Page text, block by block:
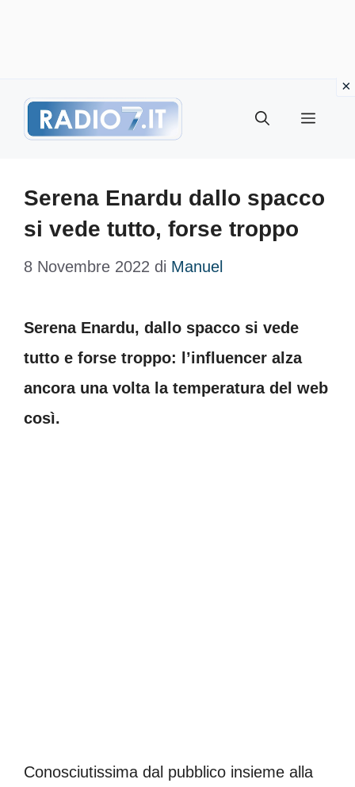
Menu
Serena Enardu dallo spacco
si vede tutto, forse troppo
8 Novembre 2022 di Manuel
Serena Enardu, dallo spacco si vede
tutto e forse troppo: l’influencer alza
ancora una volta la temperatura del web
così.
Conosciutissima dal pubblico insieme alla